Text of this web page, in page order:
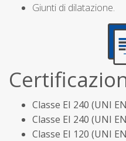
Giunti di dilatazione.
Classe EI 240 (UNI
Classe EI 240 (UNI
Classe EI 120 (UNI